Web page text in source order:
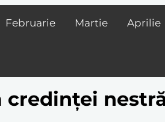
Februarie Martie Aprilie
credinței